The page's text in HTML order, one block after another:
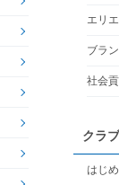
エリ
ブラ
社会
クラ
はじ